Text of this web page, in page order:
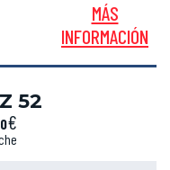
MÁS
INFORMACIÓN
52
€